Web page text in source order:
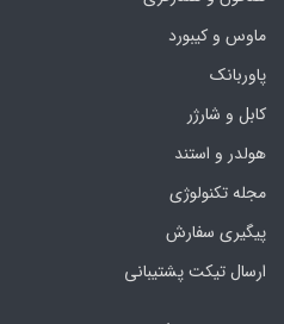
ماوس و کیبورد
پاوربانک
کابل و شارژر
هولدر و استند
مجله تکنولوژی
پیگیری سفارش
ارسال تیکت پشتیبانی